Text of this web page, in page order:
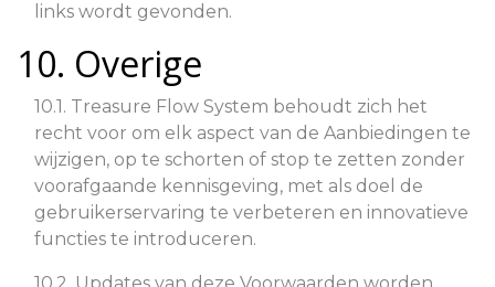
links wordt gevonden.
10. Overige
10.1. Treasure Flow System behoudt zich het
recht voor om elk aspect van de Aanbiedingen te
wijzigen, op te schorten of stop te zetten zonder
voorafgaande kennisgeving, met als doel de
gebruikerservaring te verbeteren en innovatieve
functies te introduceren.